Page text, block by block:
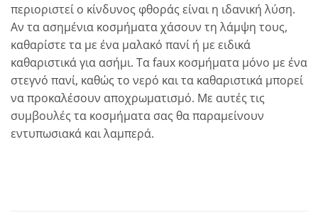
περιοριστεί ο κίνδυνος φθοράς είναι η ιδανική λύση.
Αν τα ασημένια κοσμήματα χάσουν τη λάμψη τους,
καθαρίστε τα με ένα μαλακό πανί ή με ειδικά
καθαριστικά για ασήμι. Τα faux κοσμήματα μόνο με ένα
στεγνό πανί, καθώς το νερό και τα καθαριστικά μπορεί
να προκαλέσουν αποχρωματισμό. Με αυτές τις
συμβουλές τα κοσμήματα σας θα παραμείνουν
εντυπωσιακά και λαμπερά.